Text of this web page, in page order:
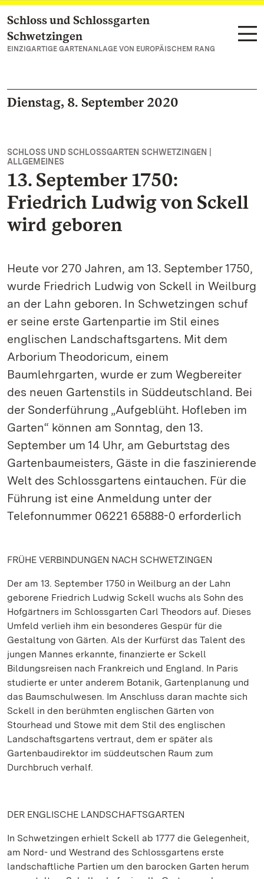
Zum Hauptinhalt springen
Schloss und Schlossgarten
Schwetzingen
EINZIGARTIGE GARTENANLAGE VON EUROPÄISCHEM RANG
Dienstag, 8. September 2020
SCHLOSS UND SCHLOSSGARTEN SCHWETZINGEN |
ALLGEMEINES
13. September 1750:
Friedrich Ludwig von Sckell
wird geboren
Heute vor 270 Jahren, am 13. September 1750,
wurde Friedrich Ludwig von Sckell in Weilburg
an der Lahn geboren. In Schwetzingen schuf
er seine erste Gartenpartie im Stil eines
englischen Landschaftsgartens. Mit dem
Arborium Theodoricum, einem
Baumlehrgarten, wurde er zum Wegbereiter
des neuen Gartenstils in Süddeutschland. Bei
der Sonderführung „Aufgeblüht. Hofleben im
Garten“ können am Sonntag, den 13.
September um 14 Uhr, am Geburtstag des
Gartenbaumeisters, Gäste in die faszinierende
Welt des Schlossgartens eintauchen. Für die
Führung ist eine Anmeldung unter der
Telefonnummer 06221 65888-0 erforderlich
FRÜHE VERBINDUNGEN NACH SCHWETZINGEN
Der am 13. September 1750 in Weilburg an der Lahn
geborene Friedrich Ludwig Sckell wuchs als Sohn des
Hofgärtners im Schlossgarten Carl Theodors auf. Dieses
Umfeld verlieh ihm ein besonderes Gespür für die
Gestaltung von Gärten. Als der Kurfürst das Talent des
jungen Mannes erkannte, finanzierte er Sckell
Bildungsreisen nach Frankreich und England. In Paris
studierte er unter anderem Botanik, Gartenplanung und
das Baumschulwesen. Im Anschluss daran machte sich
Sckell in den berühmten englischen Gärten von
Stourhead und Stowe mit dem Stil des englischen
Landschaftsgartens vertraut, dem er später als
Gartenbaudirektor im süddeutschen Raum zum
Durchbruch verhalf.
DER ENGLISCHE LANDSCHAFTSGARTEN
In Schwetzingen erhielt Sckell ab 1777 die Gelegenheit,
am Nord- und Westrand des Schlossgartens erste
landschaftliche Partien um den barocken Garten herum